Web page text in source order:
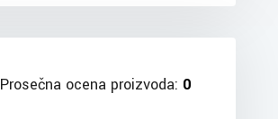
Prosečna ocena proizvoda: 0